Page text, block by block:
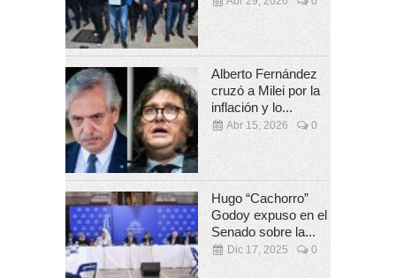
Alberto Fernández
cruzó a Milei por la
inflación y lo...
Abr 15, 2026 0
Hugo “Cachorro”
Godoy expuso en el
Senado sobre la...
Dic 17, 2025 0